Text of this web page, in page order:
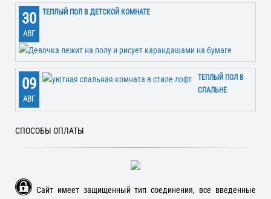
30
АВГ
ТЕПЛЫЙ ПОЛ В ДЕТСКОЙ КОМНАТЕ
09
АВГ
ТЕПЛЫЙ ПОЛ В
СПАЛЬНЕ
СПОСОБЫ ОПЛАТЫ
Сайт имеет защищенный тип соединения, все введенные